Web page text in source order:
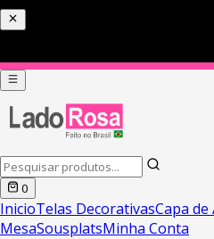
0
InicioTelas DecorativasCapa
MesaSousplatsMinha Conta